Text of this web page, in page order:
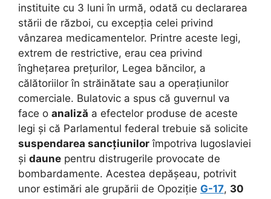
instituite cu 3 luni în urmă, odată cu declararea
stării de război, cu excepția celei privind
vânzarea medicamentelor. Printre aceste legi,
extrem de restrictive, erau cea privind
înghețarea prețurilor, Legea băncilor, a
călătoriilor în străinătate sau a operațiunilor
comerciale. Bulatovic a spus că guvernul va
face o analiză a efectelor produse de aceste
legi și că Parlamentul federal trebuie să solicite
suspendarea sancțiunilor împotriva Iugoslaviei
și daune pentru distrugerile provocate de
bombardamente. Acestea depășeau, potrivit
unor estimări ale grupării de Opoziție G-17, 30